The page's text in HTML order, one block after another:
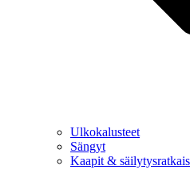
Ulkokalusteet
Sängyt
Kaapit &